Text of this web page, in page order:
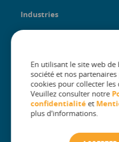
The One Platform for
Industries
En utilisant le site web
société et nos
cookies pour collecter
Veuillez consulter notre
confidentialité et
plus d'informations.